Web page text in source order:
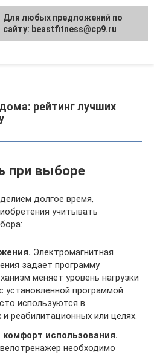
фитнес
рейтинг лучших
при выборе
долгое время,
учитывать
Электромагнитная
задает программу
меняет уровень нагрузки
установленной программой.
используются в
и реабилитационных или целях.
использования.
необходимо
Для любых предложений по
сайту: beastfitness@cp9.ru